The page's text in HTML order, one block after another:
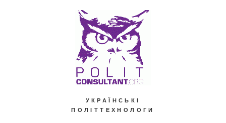
УКРАЇНСЬКІ
ПОЛІТТЕХНОЛОГИ